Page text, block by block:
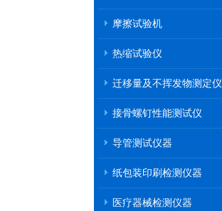
摩擦试验机
热缩试验仪
迁移量及不挥发物测定仪
接骨螺钉性能测试仪
导管测试仪器
纸包装印刷检测仪器
医疗器械检测仪器